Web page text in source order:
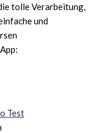
tolle Verarbeitung,
und